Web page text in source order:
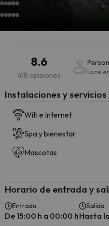
8.6
418 opiniones
Instalaciones y
Wifi e Internet
Spa y bienestar
Mascotas
Horario de entrada y
Entrada
De 15:00 h a 00:00 h
Salida
Hasta